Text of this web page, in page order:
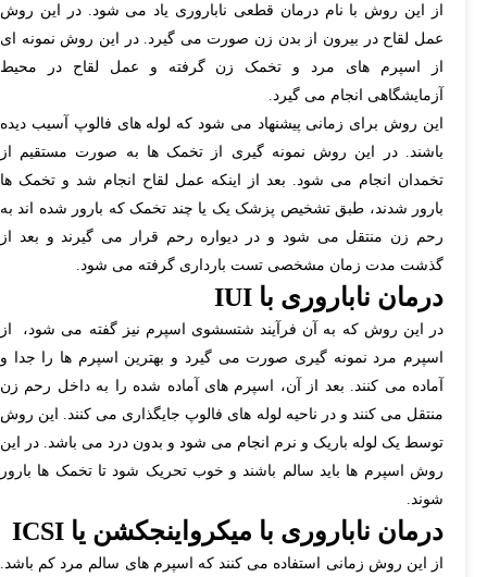
از این روش با نام درمان قطعی ناباروری یاد می شود. در این روش
عمل لقاح در بیرون از بدن زن صورت می گیرد. در این روش نمونه ای
از اسپرم های مرد و تخمک زن گرفته و عمل لقاح در محیط
آزمایشگاهی انجام می گیرد.
این روش برای زمانی پیشنهاد می شود که لوله های فالوپ آسیب دیده
باشند. در این روش نمونه گیری از تخمک ها به صورت مستقیم از
تخمدان انجام می شود. بعد از اینکه عمل لقاح انجام شد و تخمک ها
بارور شدند، طبق تشخیص پزشک یک یا چند تخمک که بارور شده اند به
رحم زن منتقل می شود و در دیواره رحم قرار می گیرند و بعد از
گذشت مدت زمان مشخصی تست بارداری گرفته می شود.
درمان ناباروری با IUI
در این روش که به آن فرآیند شتسشوی اسپرم نیز گفته می شود، از
اسپرم مرد نمونه گیری صورت می گیرد و بهترین اسپرم ها را جدا و
آماده می کنند. بعد از آن، اسپرم های آماده شده را به داخل رحم زن
منتقل می کنند و در ناحیه لوله های فالوپ جایگذاری می کنند. این روش
توسط یک لوله باریک و نرم انجام می شود و بدون درد می باشد. در این
روش اسپرم ها باید سالم باشند و خوب تحریک شود تا تخمک ها بارور
شوند.
درمان ناباروری با میکرواینجکشن یا ICSI
از این روش زمانی استفاده می کنند که اسپرم های سالم مرد کم باشد.